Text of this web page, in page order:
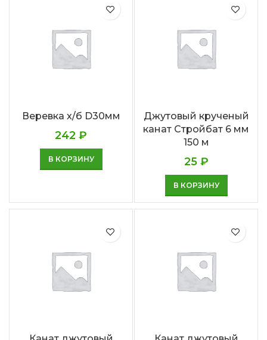
Веревка х/б D30мм
242 ₽
В КОРЗИНУ
Джутовый крученый
канат Стройбат 6 мм
150 м
25 ₽
В КОРЗИНУ